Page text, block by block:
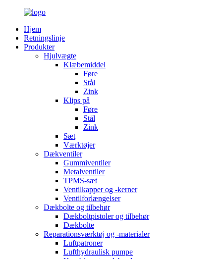
Hjem
Retningslinje
Produkter
Hjulvægte
Klæbemiddel
Føre
Stål
Zink
Klips på
Føre
Stål
Zink
Sæt
Værktøjer
Dækventiler
Gummiventiler
Metalventiler
TPMS-sæt
Ventilkapper og -kerner
Ventilforlængelser
Dækbolte og tilbehør
Dækboltpistoler og tilbehør
Dækbolte
Reparationsværktøj og -materialer
Luftpatroner
Lufthydraulisk pumpe